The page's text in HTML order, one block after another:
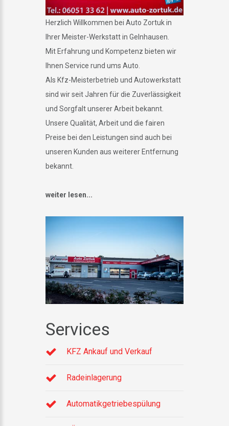
Herzlich Willkommen bei Auto Zortuk in
Ihrer Meister-Werkstatt in Gelnhausen.
Mit Erfahrung und Kompetenz bieten wir
Ihnen Service rund ums Auto.
Als Kfz-Meisterbetrieb und Autowerkstatt
sind wir seit Jahren für die Zuverlässigkeit
und Sorgfalt unserer Arbeit bekannt.
Unsere Qualität, Arbeit und die fairen
Preise bei den Leistungen sind auch bei
unseren Kunden aus weiterer Entfernung
bekannt.
weiter lesen...
Services
KFZ Ankauf und Verkauf
Radeinlagerung
Automatikgetriebespülung